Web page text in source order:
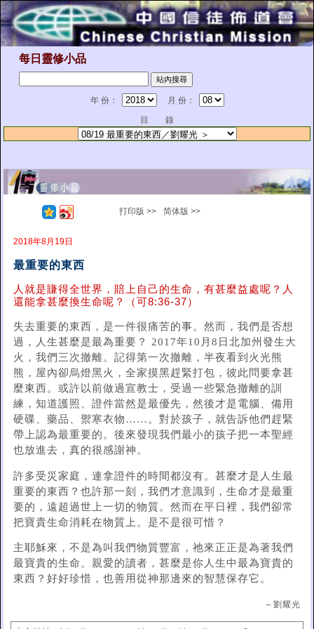
每日靈修小品
年 份：
月 份：
目 錄
打印版 >> 简体版 >>
2018年8月19日
最重要的東西
人就是賺得全世界，賠上自己的生命，有甚麼益處呢？人
還能拿甚麼換生命呢？（可8:36-37）
失去重要的東西，是一件很痛苦的事。然而，我們是否想
過，人生甚麼是最為重要？ 2017年10月8日北加州發生大
火，我們三次撤離。記得第一次撤離，半夜看到火光熊
熊，屋內卻烏燈黑火，全家摸黑趕緊打包，彼此問要拿甚
麼東西。或許以前做過宣教士，受過一些緊急撤離的訓
練，知道護照、證件當然是最優先，然後才是電腦、備用
硬碟、藥品、禦寒衣物……。對於孩子，就告訴他們趕緊
帶上認為最重要的。後來發現我們最小的孩子把一本聖經
也放進去，真的很感謝神。
許多受災家庭，連拿證件的時間都沒有。甚麼才是人生最
重要的東西？也許那一刻，我們才意識到，生命才是最重
要的，遠超過世上一切的物質。然而在平日裡，我們卻常
把寶貴生命消耗在物質上。是不是很可惜？
主耶穌來，不是為叫我們物質豐富，祂來正正是為著我們
最寶貴的生命。親愛的讀者，甚麼是你人生中最為寶貴的
東西？好好珍惜，也善用從神那邊來的智慧保存它。
～劉耀光